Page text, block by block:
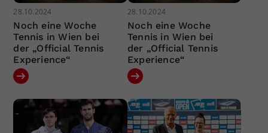
28.10.2024
Noch eine Woche
Tennis in Wien bei
der „Official Tennis
Experience“
28.10.2024
Noch eine Woche
Tennis in Wien bei
der „Official Tennis
Experience“